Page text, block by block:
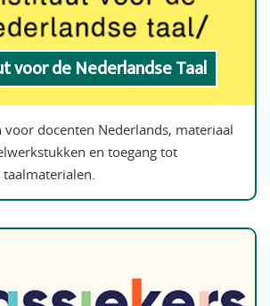
voor de Nederlandse Taal
voor docenten Nederlands, materiaal
en toegang tot